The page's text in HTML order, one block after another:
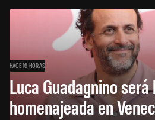
HACE 16 HORAS
Luca Guadagnino
homenajeada en